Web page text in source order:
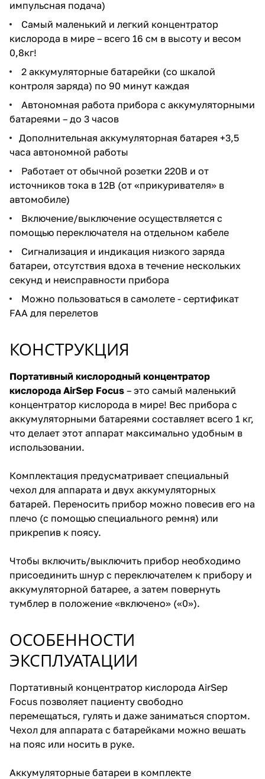
импульсная подача)
Самый маленький и легкий концентратор
кислорода в мире – всего 16 см в высоту и весом
0,8кг!
2 аккумуляторные батарейки (со шкалой
контроля заряда) по 90 минут каждая
Автономная работа прибора с аккумуляторными
батареями – до 3 часов
Дополнительная аккумуляторная батарея +3,5
часа автономной работы
Работает от обычной розетки 220В и от
источников тока в 12В (от «прикуривателя» в
автомобиле)
Включение/выключение осуществляется с
помощью переключателя на отдельном кабеле
Сигнализация и индикация низкого заряда
батареи, отсутствия вдоха в течение нескольких
секунд и неисправности прибора
Можно пользоваться в самолете - сертификат
FAA для перелетов
КОНСТРУКЦИЯ
Портативный кислородный концентратор
кислорода AirSep Focus – это самый маленький
концентратор кислорода в мире! Вес прибора с
аккумуляторными батареями составляет всего 1 кг,
что делает этот аппарат максимально удобным в
использовании.
Комплектация предусматривает специальный
чехол для аппарата и двух аккумуляторных
батарей. Переносить прибор можно повесив его на
плечо (с помощью специального ремня) или
прикрепив к поясу.
Чтобы включить/выключить прибор необходимо
присоединить шнур с переключателем к прибору и
аккумуляторной батарее, а затем повернуть
тумблер в положение «включено» («0»).
ОСОБЕННОСТИ
ЭКСПЛУАТАЦИИ
Портативный концентратор кислорода AirSep
Focus позволяет пациенту свободно
перемещаться, гулять и даже заниматься спортом.
Чехол для аппарата с батарейками можно вешать
на пояс или носить в руке.
Аккумуляторные батареи в комплекте